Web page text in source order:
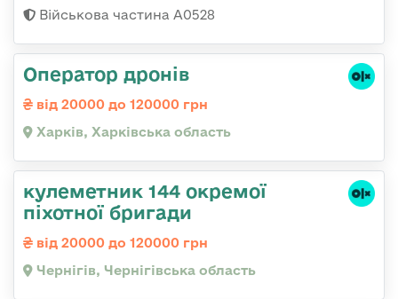
Військова частина А0528
Оператор дронів
від 20000 до 120000 грн
Харків, Харківська область
кулеметник 144 окремої
піхотної бригади
від 20000 до 120000 грн
Чернігів, Чернігівська область